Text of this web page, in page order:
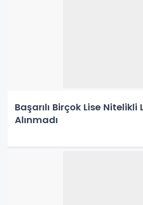
Başarılı Birçok Lise Nitelikli
Alınmadı